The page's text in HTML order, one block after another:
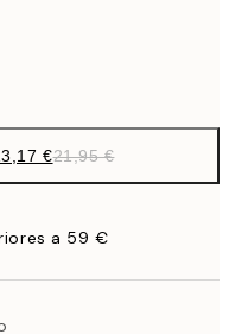
€21,95 €
a 59 €